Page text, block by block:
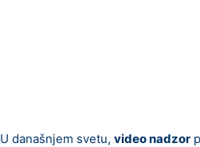
U današnjem svetu, video nadzor